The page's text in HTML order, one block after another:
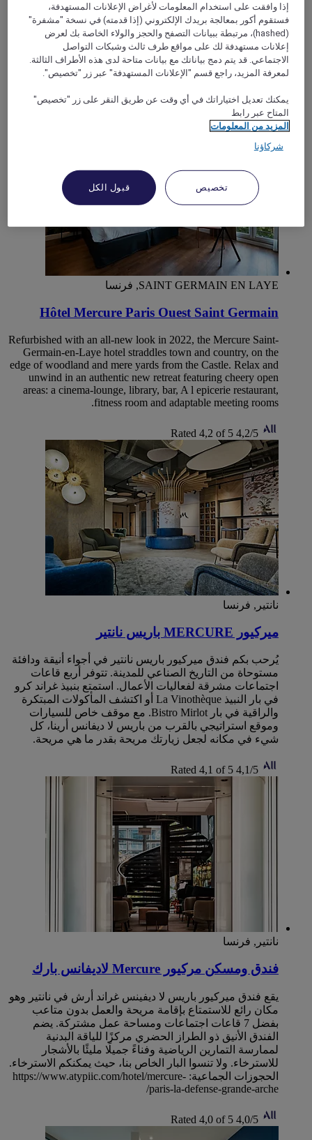
Discover the Hotel Mercure Acheres Saint Germain en Laye.
This new modern and elegant hotel will welcome you for
your business trips or family stays. Stay in one of our 56
rooms or suites with contemporary comfort marked by
historically inspired decoration. Enjoy traditional French
cuisine in the restaurant opening onto its terrace, a bar and
perfectly equipped meeting facilities.
4,2/5
Rated 4,2 of 5
SAINT GERMAIN EN LAYE, فرنسا
Hôtel Mercure Paris Ouest Saint Germain
Refurbished with an all-new look in 2022, the Mercure Saint-
Germain-en-Laye hotel straddles town and country, on the
edge of woodland and mere yards from the Castle. Relax and
unwind in an authentic new retreat featuring cheery open
areas: a cinema-lounge, library, bar, A l epicerie restaurant,
fitness room and adaptable meeting rooms.
4,2/5
Rated 4,2 of 5
نانتير, فرنسا
ميركيور MERCURE باريس نانتير
يُرحب بكم فندق ميركيور باريس نانتير في أجواء أنيقة ودافئة
مستوحاة من التاريخ الصناعي للمدينة. تتوفر أربع قاعات
اجتماعات مشرقة لفعاليات الأعمال. استمتع بنبيذ غراند كرو
في بار النبيذ La Vinothèque أو اكتشف المأكولات المبتكرة
والراقية في بار Bistro Mirlot. مع موقف خاص للسيارات
وموقع استراتيجي بالقرب من باريس لا ديفانس أرينا، كل
شيء في مكانه لجعل زيارتك مريحة بقدر ما هي مريحة.
4,1/5
Rated 4,1 of 5
نانتير, فرنسا
فندق ومسكن مركيور Mercure لاديفانس بارك
يقع ‏‫فندق ميركيور باريس لا ديفينس غراند أرش‬ في نانتير وهو
مكان رائع للاستمتاع بإقامة مريحة والعمل بدون متاعب
بفضل 7 قاعات اجتماعات ومساحة عمل مشتركة. يضم
الفندق الأنيق ذو الطراز الحضري مركزًا للياقة البدنية
لممارسة التمارين الرياضية وفناءً جميلًا مليئًا بالأشجار
للاسترخاء. ولا تنسوا البار الخاص بنا، حيث يمكنكم الاسترخاء.
الحجوزات الجماعية: https://www.atypiic.com/hotel/mercure-
paris-la-defense-grande-arche/
4,0/5
Rated 4,0 of 5
إذا وافقت على استخدام المعلومات لأغراض الإعلانات المستهدفة،
فستقوم أكور بمعالجة بريدك الإلكتروني (إذا قدمته) في نسخة "مشفرة"
(hashed)، مرتبطة ببيانات التصفح والحجز والولاء الخاصة بك لعرض
إعلانات مستهدفة لك على مواقع طرف ثالث وشبكات التواصل
الاجتماعي. قد يتم دمج بياناتك مع بيانات متاحة لدى هذه الأطراف الثالثة.
لمعرفة المزيد، راجع قسم "الإعلانات المستهدفة" عبر زر "تخصيص".
يمكنك تعديل اختياراتك في أي وقت عن طريق النقر على زر "تخصيص"
المتاح عبر رابط
المزيد من المعلومات
شركاؤنا
تخصيص قبول الكل